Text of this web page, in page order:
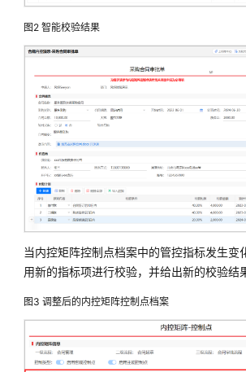
方
案
为
云
双
减
课
服
务
解
方
案
实
东
软
图2 智能校验结果
当内控矩阵控制点档案中的管控指标发生变
用新的指标项进行校验，并给出新的校验结
图3 调整后的内控矩阵控制点档案